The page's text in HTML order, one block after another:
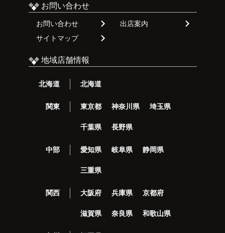
お問い合わせ
お問い合わせ
出店案内
サイトマップ
地域店舗情報
北海道 北海道
関東 東京都 神奈川県 埼玉県
千葉県 長野県
中部 愛知県 岐阜県 静岡県
三重県
関西 大阪府 兵庫県 京都府
滋賀県 奈良県 和歌山県